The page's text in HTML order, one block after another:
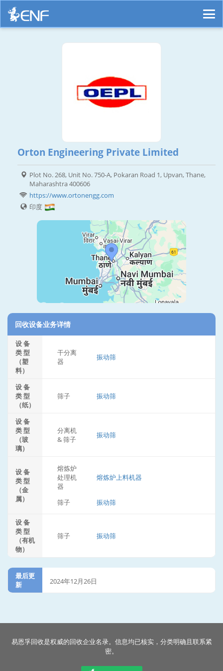
Orton Engineering Private Limited
Plot No. 268, Unit No. 750-A, Pokaran Road 1, Upvan, Thane,
Maharashtra 400606
https://www.ortonengg.com
印度
回收设备业务详情
设 备
类 型
（塑
料）
干分离
器
振动筛
设 备
类 型
（纸）
筛子 振动筛
设 备
类 型
（玻
璃）
分离机
& 筛子
振动筛
设 备
类 型
（金
属）
熔炼炉
处理机
器
熔炼炉上料机器
筛子 振动筛
设 备
类 型
（有机
物）
筛子 振动筛
最后更
新
2024年12月26日
易恩孚回收是权威的回收企业名录。信息均已核实，分类明确且联系紧
密。